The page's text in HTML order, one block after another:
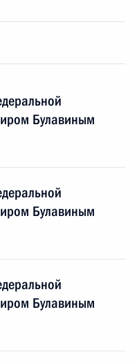
Булавиным
Булавиным
Булавиным